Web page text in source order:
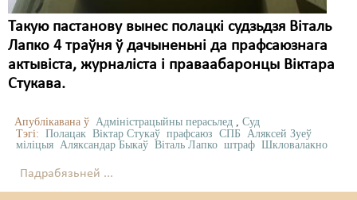
Такую пастанову вынес полацкі судзьдзя Віталь
Лапко 4 траўня ў дачыненьні да прафсаюзнага
актывіста, журналіста і праваабаронцы Віктара
Стукава.
Апублікавана ў Адміністрацыйны перасьлед , Суд
Тэгі: Полацак Віктар Стукаў прафсаюз СПБ Аляксей Зуеў
міліцыя Аляксандар Быкаў Віталь Лапко штраф Шкловалакно
Падрабязьней ...